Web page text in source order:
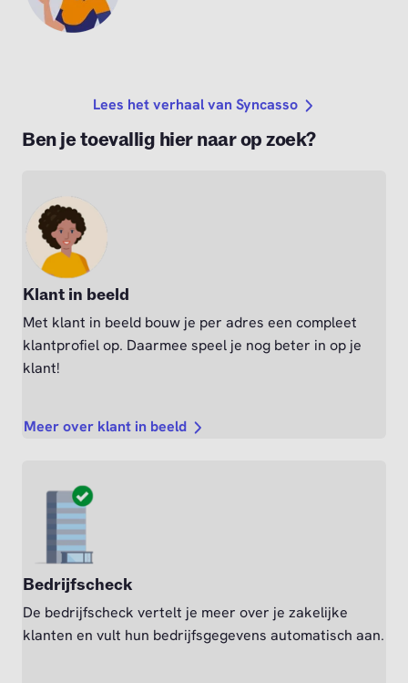
Lees het verhaal van Syncasso
Ben je toevallig hier naar op zoek?
Klant in beeld
Met klant in beeld bouw je per adres een compleet
klantprofiel op. Daarmee speel je nog beter in op je
klant!
Meer over klant in beeld
Bedrijfscheck
De bedrijfscheck vertelt je meer over je zakelijke
klanten en vult hun bedrijfsgegevens automatisch aan.